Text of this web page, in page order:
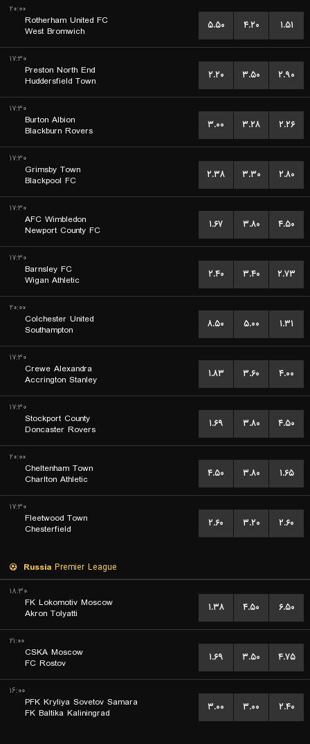
۲۰:۰۰
Rotherham United FC
West Bromwich
۵.۵۰ ۴.۲۰ ۱.۵۱
۱۷:۳۰
Preston North End
Huddersfield Town
۲.۲۰ ۳.۵۰ ۲.۹۰
۱۷:۳۰
Burton Albion
Blackburn Rovers
۳.۰۰ ۳.۲۸ ۲.۲۶
۱۷:۳۰
Grimsby Town
Blackpool FC
۲.۳۸ ۳.۳۰ ۲.۸۰
۱۷:۳۰
AFC Wimbledon
Newport County FC
۱.۶۷ ۳.۸۰ ۴.۵۰
۱۷:۳۰
Barnsley FC
Wigan Athletic
۲.۴۰ ۳.۴۰ ۲.۷۳
۲۰:۰۰
Colchester United
Southampton
۸.۵۰ ۵.۰۰ ۱.۳۱
۱۷:۳۰
Crewe Alexandra
Accrington Stanley
۱.۸۳ ۳.۶۰ ۴.۰۰
۱۷:۳۰
Stockport County
Doncaster Rovers
۱.۶۹ ۳.۸۰ ۴.۵۰
۲۰:۰۰
Cheltenham Town
Charlton Athletic
۴.۵۰ ۳.۸۰ ۱.۶۵
۱۷:۳۰
Fleetwood Town
Chesterfield
۲.۶۰ ۳.۲۰ ۲.۶۰
Russia Premier League
۱۸:۳۰
FK Lokomotiv Moscow
Akron Tolyatti
۱.۳۸ ۴.۵۰ ۶.۵۰
۲۱:۰۰
CSKA Moscow
FC Rostov
۱.۶۹ ۳.۵۰ ۴.۷۵
۱۶:۰۰
PFK Kryliya Sovetov Samara
FK Baltika Kaliningrad
۳.۰۰ ۳.۰۰ ۲.۴۰